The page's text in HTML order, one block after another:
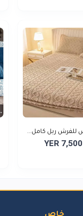
للفرش ربل كامل...
YER 7,500